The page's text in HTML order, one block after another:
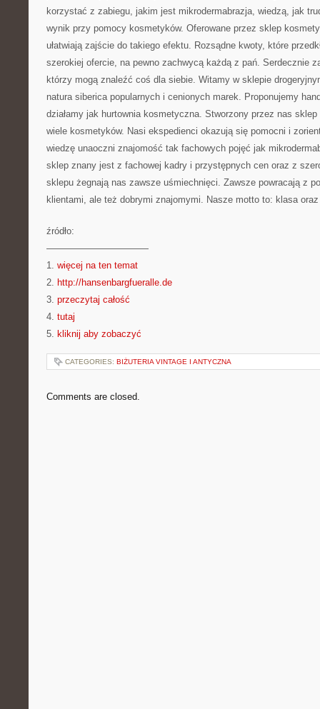
korzystać z zabiegu, jakim jest mikrodermabrazja, wiedzą, jak
wynik przy pomocy kosmetyków. Oferowane przez sklep
ułatwiają zajście do takiego efektu. Rozsądne kwoty, które
szerokiej ofercie, na pewno zachwycą każdą z pań. Serdecznie
którzy mogą znaleźć coś dla siebie. Witamy w sklepie
natura siberica popularnych i cenionych marek. Proponujemy
działamy jak hurtownia kosmetyczna. Stworzony przez nas
wiele kosmetyków. Nasi ekspedienci okazują się pomocni i
wiedzę unaoczni znajomość tak fachowych pojęć jak
sklep znany jest z fachowej kadry i przystępnych cen oraz z
sklepu żegnają nas zawsze uśmiechnięci. Zawsze powracają z
klientami, ale też dobrymi znajomymi. Nasze motto to: klasa
źródło:
———————————
1. więcej na ten temat
2. http://hansenbargfueralle.de
3. przeczytaj całość
4. tutaj
5. kliknij aby zobaczyć
CATEGORIES: BIŻUTERIA VINTAGE I ANTYCZNA
Comments are closed.